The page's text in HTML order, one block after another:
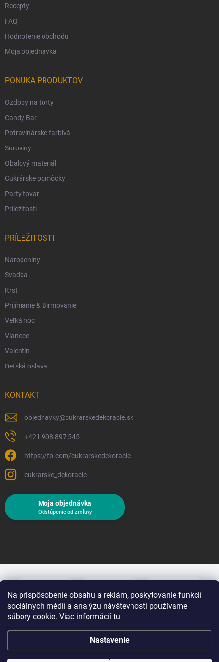
Na prispôsobenie obsahu a reklám, poskytovanie funkcií
sociálnych médií a analýzu návštevnosti používame
súbory cookie. Viac informácií tu
Nastavenie
Recepty
FAQ
Hodnotenie obchodu
Moja objednávka
PONUKA PRODUKTOV
Ozdoby na torty
Candy Bar
Potravinárske farbivá
Suroviny
Obalový materiál
Cukrárske pomôcky
Party tovar
Príležitosti
PRÍLEŽITOSTI
Narodeniny
Svadba
Krst
Prijímanie & Birmovanie
Veľká noc
Vianoce
Valentín
Detská oslava
KONTAKT
objednavky@cukrarskedekoracie.sk
+421 908 897 545
https://fb.com/cukrarskedekoracie
cukrarske_dekoracie
Moja objednávka
Odstúpenie od zmluvy
Copyright 2026Cukrárske dekorácie. Všetky práva vyhradené.Upraviť